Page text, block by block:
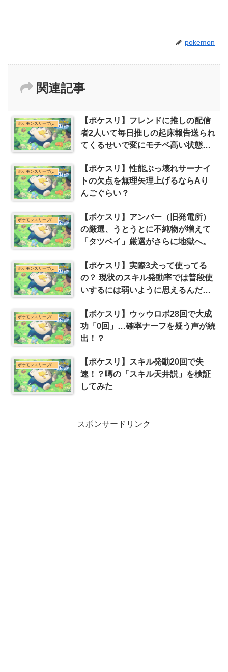
pokemon
関連記事
【ポケスリ】フレンドに推しの配信
者2人いて毎日推しの起床報告送られ
てくるせいで変にモチベ高い状態が
ポケモンスリープ(ポケスリ)まとめ
【ポケスリ】性能ぶっ壊れサーナイ
トの欠点を無理矢理上げるならAり
んごぐらい？
ポケモンスリープ(ポケスリ)まとめ
【ポケスリ】アンバー（旧発電所）
の厳選、うとうとに不純物が増えて
「タツベイ」厳選がさらに地獄へ。
ポケモンスリープ(ポケスリ)まとめ
【ポケスリ】実際3犬って使ってる
の？ 現状のスキル発動率では普段使
いするには弱いように思えるんだけ
【ポケスリ】ウッウロボ28回で大成
功「0回」…確率ナーフを疑う声が続
出！？
ポケモンスリープ(ポケスリ)まとめ
【ポケスリ】スキル発動20回で失
速！？噂の「スキル天井説」を検証
してみた
スポンサードリンク